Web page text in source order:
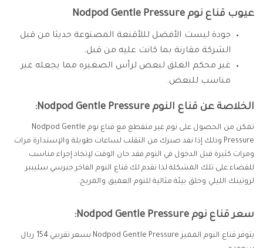
عيوب قناع نوم Nodpod Gentle Pressure
جودة ليست الأفضل لللأقنعة المصنوعة حديثا من قبل
الشركة مقارنة بما كانت عليه من قبل.
غير محكم الغلق لبعض لرأس الصغيره مما يجعله غير
مناسب للبعض.
الخلاصة عن قناع النوم Nodpod Gentle Pressure:
تمكن من الحصول على نوم غير متقطع مع قناع نوم Nodpod Gentle
Pressure وذلك إذا نفد صبرك من التقلب لساعات طويلة والإستدارة مرات
ومرات كثيرة قبل الدخول في النوم فقد حان الوقت لإتخاذ إجراء مناسب
للقضاء على تلك المشكلة لذا نقدم لك قناع النوم الفاخر جيرسي سليببر
لروتينك الليلي وخلق بيئة مثالية للنوم العميق والمريح.
سعر قناع نوم Nodpod Gentle Pressure:
يتوفر قناع النوم المميز Nodpod Gentle Pressure بسعر تقريبي 154 ريال